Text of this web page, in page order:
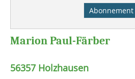
Abonnement
Marion Paul-Färber
56357 Holzhausen